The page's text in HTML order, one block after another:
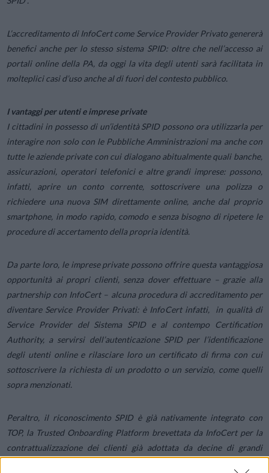
L’accreditamento di InfoCert come Service Provider Privato genererà
benefici anche per lo stesso sistema SPID: oltre che nell’accesso ai
portali online della PA, da oggi la vita degli utenti sarà facilitata in
molteplici casi d’uso anche al di fuori del contesto pubblico.
I vantaggi per utenti e imprese private
I cittadini in possesso di un’identità SPID possono ora utilizzarla per
interagire non solo con le Pubbliche Amministrazioni ma anche con
tutte le aziende private con cui dialogano abitualmente quali banche,
assicurazioni, operatori telefonici e altre grandi imprese: possono,
infatti, aprire un conto corrente, sottoscrivere una polizza o
richiedere una nuova SIM direttamente online, anche dal proprio
smartphone, in modo rapido, comodo e senza bisogno di ripetere le
procedure di accertamento della propria identità.
Da parte loro, le imprese private possono offrire questa vantaggiosa
opportunità ai propri clienti, senza dover effettuare – grazie alla
partnership con InfoCert – alcuna procedura di accreditamento per
diventare Service Provider Privati: è InfoCert infatti, in qualità di
Service Provider del Sistema SPID e al contempo Certification
Authority, a servirsi dell’autenticazione SPID per l’identificazione
degli utenti online e rilasciare loro un certificato di firma con cui
sottoscrivere la richiesta di un prodotto o un servizio, come quelli
sopra menzionati.
Peraltro, il riconoscimento SPID è già nativamente integrato con
TOP, la Trusted Onboarding Platform brevettata da InfoCert per la
contrattualizzazione dei clienti già adottata da decine di grandi